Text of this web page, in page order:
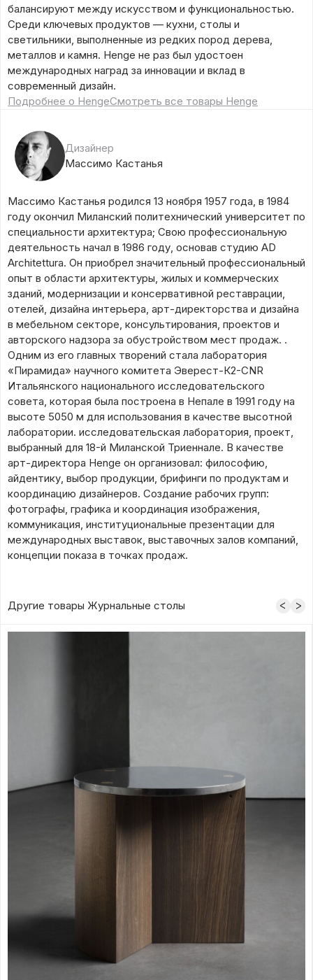
балансируют между искусством и функциональностью.
Среди ключевых продуктов — кухни, столы и
светильники, выполненные из редких пород дерева,
металлов и камня. Henge не раз был удостоен
международных наград за инновации и вклад в
современный дизайн.
Подробнее о HengeСмотреть все товары Henge
Дизайнер
Массимо Кастанья
Массимо Кастанья родился 13 ноября 1957 года, в 1984
году окончил Миланский политехнический университет по
специальности архитектура; Свою профессиональную
деятельность начал в 1986 году, основав студию AD
Architettura. Он приобрел значительный профессиональный
опыт в области архитектуры, жилых и коммерческих
зданий, модернизации и консервативной реставрации,
отелей, дизайна интерьера, арт-директорства и дизайна
в мебельном секторе, консультирования, проектов и
авторского надзора за обустройством мест продаж. .
Одним из его главных творений стала лаборатория
«Пирамида» научного комитета Эверест-К2-CNR
Итальянского национального исследовательского
совета, которая была построена в Непале в 1991 году на
высоте 5050 м для использования в качестве высотной
лаборатории. исследовательская лаборатория, проект,
выбранный для 18-й Миланской Триеннале. В качестве
арт-директора Henge он организовал: философию,
айдентику, выбор продукции, брифинги по продуктам и
координацию дизайнеров. Создание рабочих групп:
фотографы, графика и координация изображения,
коммуникация, институциональные презентации для
международных выставок, выставочных залов компаний,
концепции показа в точках продаж.
Другие товары Журнальные столы